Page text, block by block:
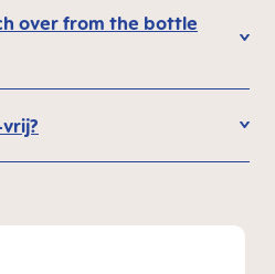
over from the bottle